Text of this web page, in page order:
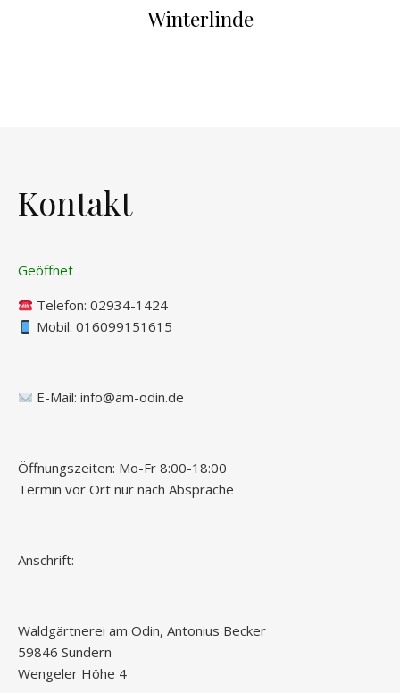
Winterlinde
Kontakt
Geöffnet
Telefon:02934-1424
Mobil: 016099151615
E-Mail:info@am-odin.de
Öffnungszeiten: Mo-Fr 8:00-18:00
Termin vor Ort nur nach Absprache
Anschrift:
Waldgärtnerei am Odin, Antonius Becker
59846 Sundern
Wengeler Höhe 4